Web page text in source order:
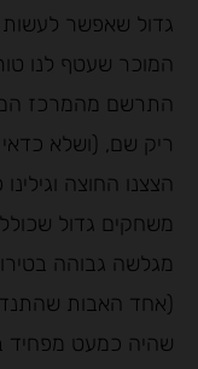
גדול שאפשר
המוכר שעטף לנו
התרשם מהמרכז
ריק שם, (ושלא
הצצנו החוצה
משחקים גדול
מגלשה גבוהה
(אחד האבות
שהיה כמעט מפחיד